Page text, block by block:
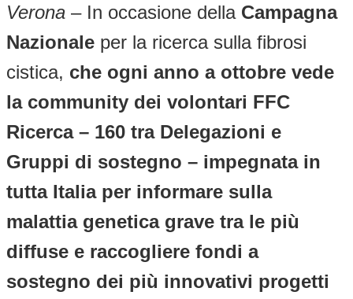
Verona – In occasione della Campagna
Nazionale per la ricerca sulla fibrosi
cistica, che ogni anno a ottobre vede
la community dei volontari FFC
Ricerca – 160 tra Delegazioni e
Gruppi di sostegno – impegnata in
tutta Italia per informare sulla
malattia genetica grave tra le più
diffuse e raccogliere fondi a
sostegno dei più innovativi progetti